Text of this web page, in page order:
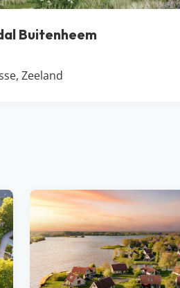
Buitenheem
Zeeland